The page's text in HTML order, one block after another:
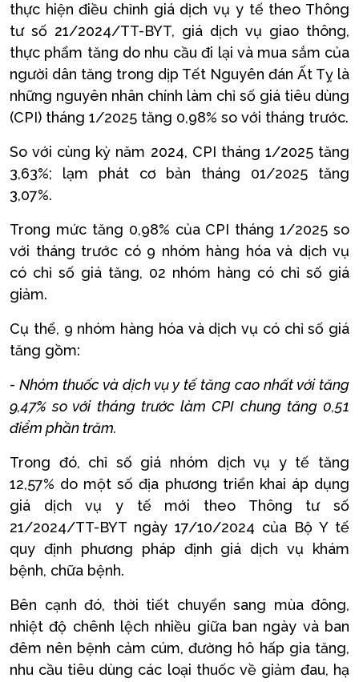
thực hiện điều chỉnh giá dịch vụ y tế theo Thông
tư số 21/2024/TT-BYT, giá dịch vụ giao thông,
thực phẩm tăng do nhu cầu đi lại và mua sắm của
người dân tăng trong dịp Tết Nguyên đán Ất Tỵ là
những nguyên nhân chính làm chỉ số giá tiêu dùng
(CPI) tháng 1/2025 tăng 0,98% so với tháng trước.
So với cùng kỳ năm 2024, CPI tháng 1/2025 tăng
3,63%; lạm phát cơ bản tháng 01/2025 tăng
3,07%.
Trong mức tăng 0,98% của CPI tháng 1/2025 so
với tháng trước có 9 nhóm hàng hóa và dịch vụ
có chỉ số giá tăng, 02 nhóm hàng có chỉ số giá
giảm.
Cụ thể, 9 nhóm hàng hóa và dịch vụ có chỉ số giá
tăng gồm:
- Nhóm thuốc và dịch vụ y tế tăng cao nhất với tăng
9,47% so với tháng trước làm CPI chung tăng 0,51
điểm phần trăm.
Trong đó, chỉ số giá nhóm dịch vụ y tế tăng
12,57% do một số địa phương triển khai áp dụng
giá dịch vụ y tế mới theo Thông tư số
21/2024/TT-BYT ngày 17/10/2024 của Bộ Y tế
quy định phương pháp định giá dịch vụ khám
bệnh, chữa bệnh.
Bên cạnh đó, thời tiết chuyển sang mùa đông,
nhiệt độ chênh lệch nhiều giữa ban ngày và ban
đêm nên bệnh cảm cúm, đường hô hấp gia tăng,
nhu cầu tiêu dùng các loại thuốc về giảm đau, hạ